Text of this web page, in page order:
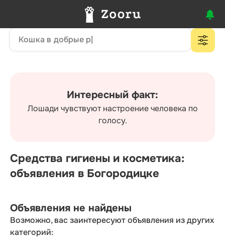
Интересный факт:
Лошади чувствуют настроение человека по
голосу.
Средства гигиены и косметика:
объявления в Богородицке
Объявления не найдены
Возможно, вас заинтересуют объявления из других
категорий: